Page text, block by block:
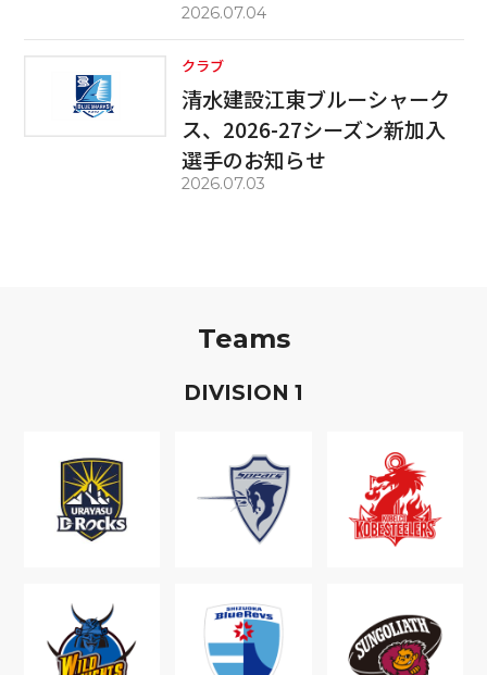
2026.07.04
クラブ
清水建設江東ブルーシャーク
ス、2026-27シーズン新加入
選手のお知らせ
2026.07.03
Teams
DIVISION 1